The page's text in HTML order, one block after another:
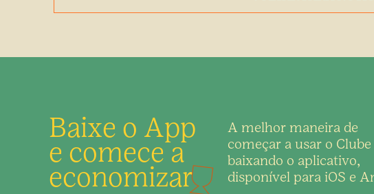
Baixe o App
e comece a
economizar
A melhor maneira de
começar a usar o Clube
baixando o aplicativo,
disponível para iOS e